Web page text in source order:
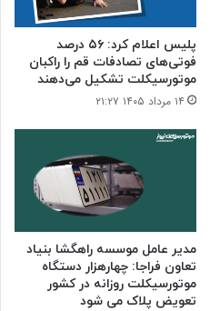
پلیس اعلام کرد: ۵۶ درصد
فوتی‌های تصادفات قم را راکبان
موتورسیکلت تشکیل می‌دهند
۱۴ مرداد ۱۴۰۵ ۲۱:۲۷
مدیر عامل موسسه راهگشا بنیاد
تعاون فراجا: چهارهزار دستگاه
موتورسیکلت روزانه در کشور
تعویض پلاک می شود